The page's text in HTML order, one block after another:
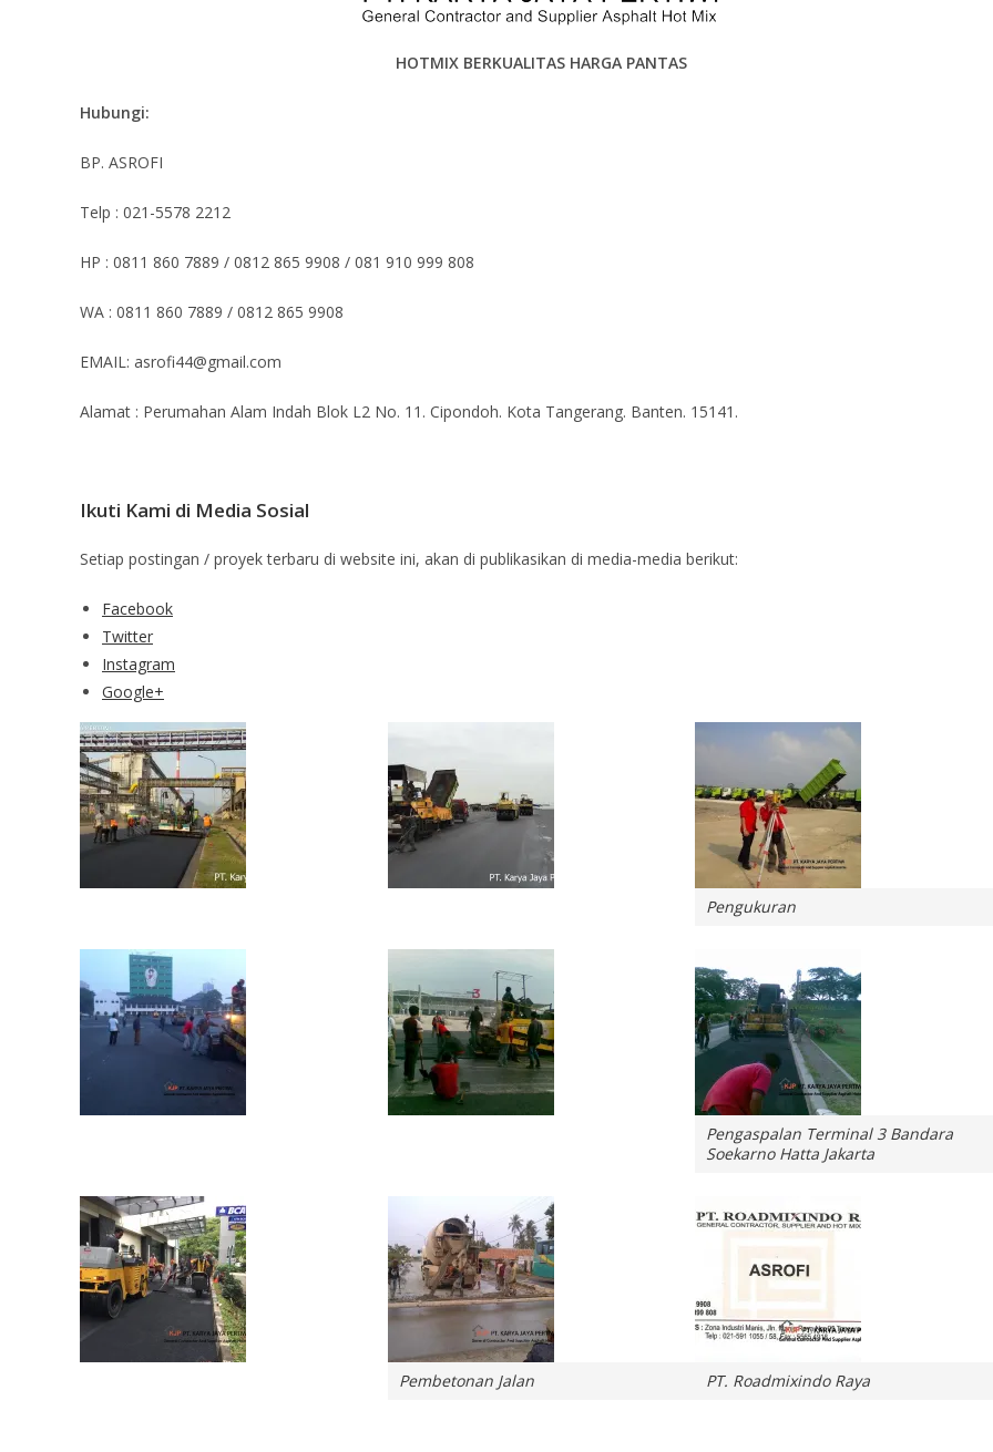
HOTMIX BERKUALITAS HARGA PANTAS
Hubungi:
BP. ASROFI
Telp : 021-5578 2212
HP : 0811 860 7889 / 0812 865 9908 / 081 910 999 808
WA : 0811 860 7889 / 0812 865 9908
EMAIL: asrofi44@gmail.com
Alamat : Perumahan Alam Indah Blok L2 No. 11. Cipondoh. Kota Tangerang. Banten. 15141.
Ikuti Kami di Media Sosial
Setiap postingan / proyek terbaru di website ini, akan di publikasikan di media-media berikut:
Facebook
Twitter
Instagram
Google+
Pengukuran
Pengaspalan Terminal 3 Bandara
Soekarno Hatta Jakarta
Pembetonan Jalan PT. Roadmixindo Raya